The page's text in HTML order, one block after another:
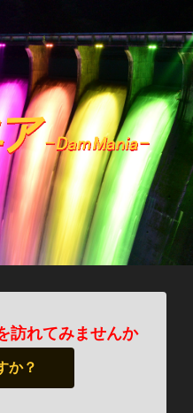
訪れてみませんか
か？